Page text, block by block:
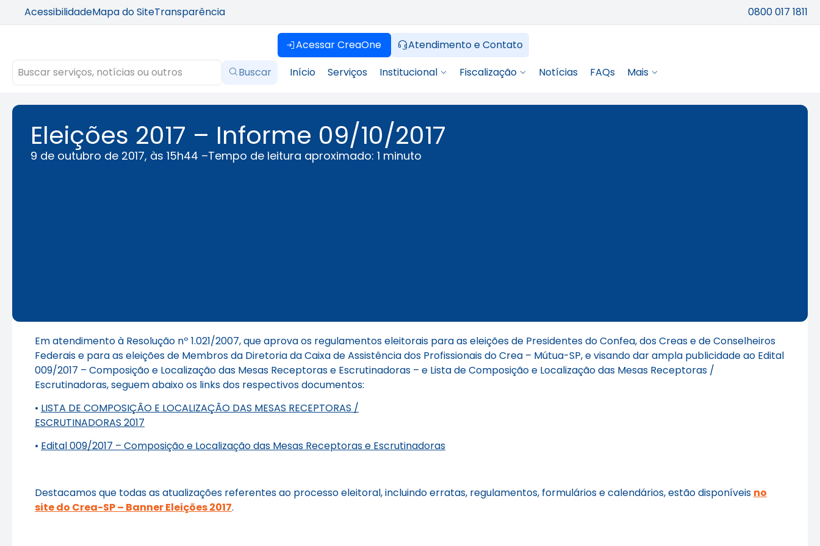
AcessibilidadeMapa do SiteTransparência 0800 017 1811
Acessar CreaOne
Atendimento e Contato
Buscar
Início Serviços Institucional Fiscalização Notícias FAQs Mais
Eleições 2017 – Informe 09/10/2017
9 de outubro de 2017, às 15h44 –Tempo de leitura aproximado: 1 minuto
Em atendimento à Resolução nº 1.021/2007, que aprova os regulamentos eleitorais para as eleições de Presidentes do Confea, dos Creas e de Conselheiros
Federais e para as eleições de Membros da Diretoria da Caixa de Assistência dos Profissionais do Crea – Mútua-SP, e visando dar ampla publicidade ao Edital
009/2017 – Composição e Localização das Mesas Receptoras e Escrutinadoras – e Lista de Composição e Localização das Mesas Receptoras /
Escrutinadoras, seguem abaixo os links dos respectivos documentos:
• LISTA DE COMPOSIÇÃO E LOCALIZAÇÃO DAS MESAS RECEPTORAS /
ESCRUTINADORAS 2017
• Edital 009/2017 – Composição e Localização das Mesas Receptoras e Escrutinadoras
Destacamos que todas as atualizações referentes ao processo eleitoral, incluindo erratas, regulamentos, formulários e calendários, estão disponíveis no
site do Crea-SP – Banner Eleições 2017.